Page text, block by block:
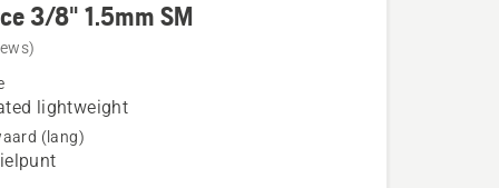
3/8" 1.5mm SM
lightweight
(lang)